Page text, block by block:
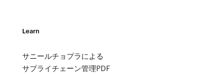
Learn
サニールチョプラによる
サプライチェーン管理PDF